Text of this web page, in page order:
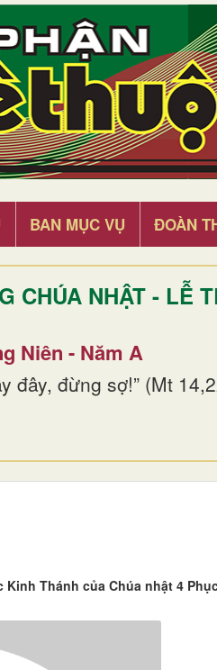
BAN MỤC VỤ ĐOÀN
CHÚA NHẬT - LỄ
Niên - Năm A
đây, đừng sợ!” (Mt
Thánh của Chúa nhật 4